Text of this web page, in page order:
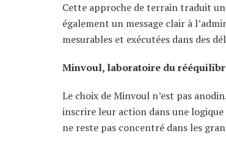
Cette approche de terrain traduit
également un message clair à
mesurables et exécutées dans des
Minvoul, laboratoire du
Le choix de Minvoul n’est pas
inscrire leur action dans une
ne reste pas concentré dans les